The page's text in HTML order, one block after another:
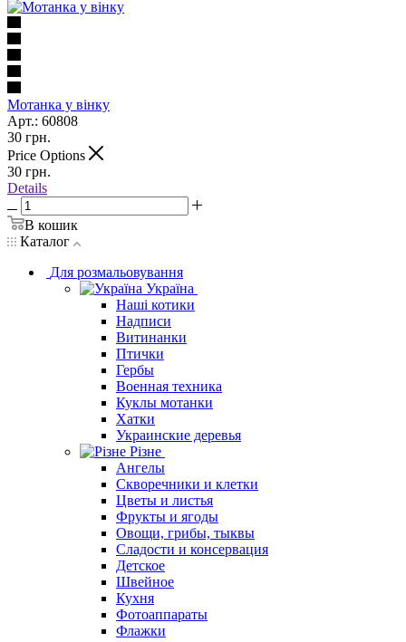
Мотанка у вінку
Арт.: 60808
30 грн.
Price Options
30 грн.
Details
В кошик
Каталог
Для розмальовування
Україна
Наші котики
Надписи
Витинанки
Птички
Гербы
Военная техника
Куклы мотанки
Хатки
Украинские деревья
Різне
Ангелы
Скворечники и клетки
Цветы и листья
Фрукты и ягоды
Овощи, грибы, тыквы
Сладости и консервация
Детское
Швейное
Кухня
Фотоаппараты
Флажки